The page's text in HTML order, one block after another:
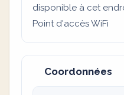
disponible à cet
Point d'accès WiFi
Coordonnées